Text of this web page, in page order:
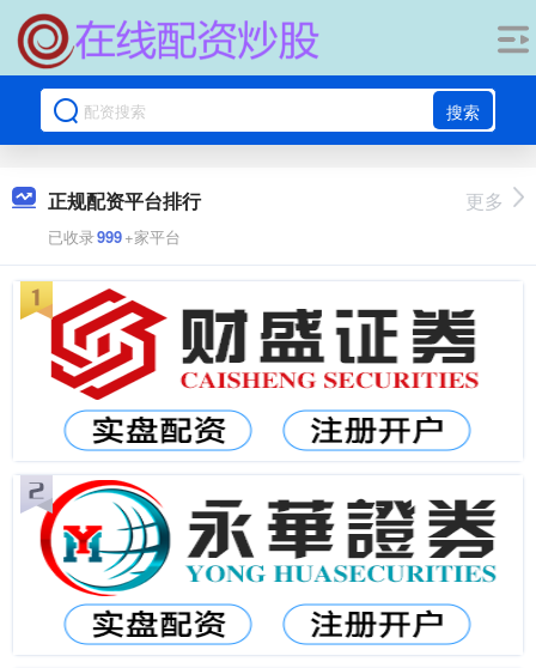
搜索
正规配资平台排行
已收录999+家平台
更多